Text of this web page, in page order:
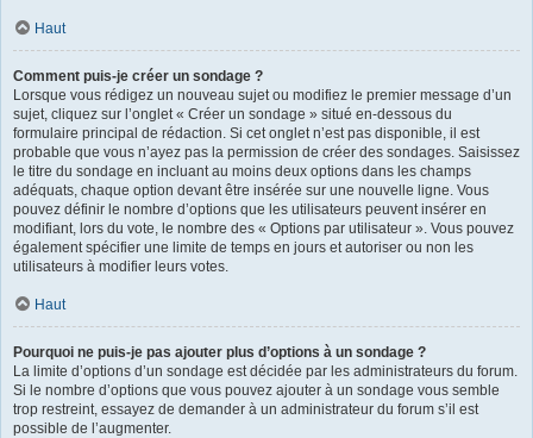
Haut
Comment puis-je créer un sondage ?
Lorsque vous rédigez un nouveau sujet ou modifiez le premier message d’un
sujet, cliquez sur l’onglet « Créer un sondage » situé en-dessous du
formulaire principal de rédaction. Si cet onglet n’est pas disponible, il est
probable que vous n’ayez pas la permission de créer des sondages. Saisissez
le titre du sondage en incluant au moins deux options dans les champs
adéquats, chaque option devant être insérée sur une nouvelle ligne. Vous
pouvez définir le nombre d’options que les utilisateurs peuvent insérer en
modifiant, lors du vote, le nombre des « Options par utilisateur ». Vous pouvez
également spécifier une limite de temps en jours et autoriser ou non les
utilisateurs à modifier leurs votes.
Haut
Pourquoi ne puis-je pas ajouter plus d’options à un sondage ?
La limite d’options d’un sondage est décidée par les administrateurs du forum.
Si le nombre d’options que vous pouvez ajouter à un sondage vous semble
trop restreint, essayez de demander à un administrateur du forum s’il est
possible de l’augmenter.